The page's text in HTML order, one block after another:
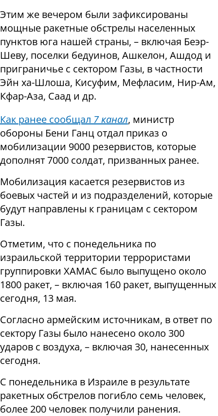
Этим же вечером были зафиксированы
мощные ракетные обстрелы населенных
пунктов юга нашей страны, – включая Беэр-
Шеву, поселки бедуинов, Ашкелон, Ашдод и
приграничье с сектором Газы, в частности
Эйн ха-Шлоша, Кисуфим, Мефласим, Нир-Ам,
Кфар-Аза, Саад и др.
Как ранее сообщал 7 канал, министр
обороны Бени Ганц отдал приказ о
мобилизации 9000 резервистов, которые
дополнят 7000 солдат, призванных ранее.
Мобилизация касается резервистов из
боевых частей и из подразделений, которые
будут направлены к границам с сектором
Газы.
Отметим, что с понедельника по
израильской территории террористами
группировки ХАМАС было выпущено около
1800 ракет, – включая 160 ракет, выпущенных
сегодня, 13 мая.
Согласно армейским источникам, в ответ по
сектору Газы было нанесено около 300
ударов с воздуха, – включая 30, нанесенных
сегодня.
С понедельника в Израиле в результате
ракетных обстрелов погибло семь человек,
более 200 человек получили ранения.